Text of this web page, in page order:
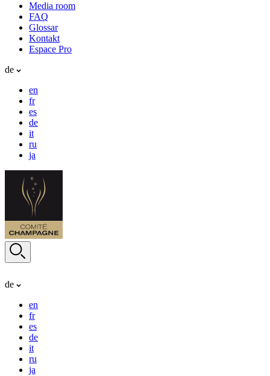
Media room
FAQ
Glossar
Kontakt
Espace Pro
de
en
fr
es
de
it
ru
ja
de
en
fr
es
de
it
ru
ja